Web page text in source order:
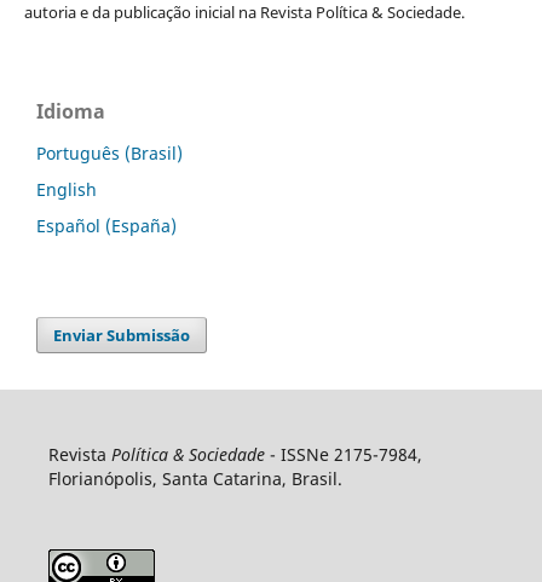
autoria e da publicação inicial na Revista Política & Sociedade.
Idioma
Português (Brasil)
English
Español (España)
Enviar Submissão
Revista Política & Sociedade- ISSNe 2175-7984,
Florianópolis, Santa Catarina, Brasil.